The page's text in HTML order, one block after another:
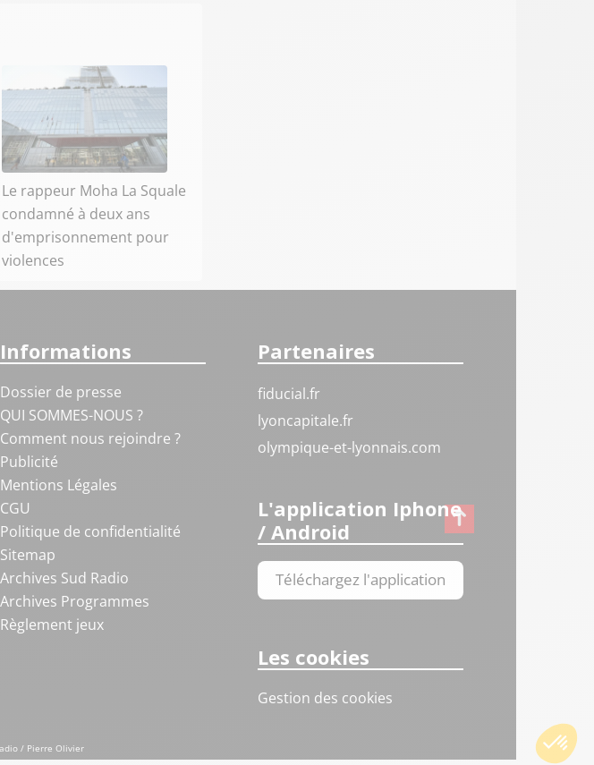
Le rappeur Moha La Squale
condamné à deux ans
d'emprisonnement pour
violences
Informations
Dossier de presse
QUI SOMMES-NOUS ?
Comment nous rejoindre ?
Publicité
Mentions Légales
CGU
Politique de confidentialité
Sitemap
Archives Sud Radio
Archives Programmes
Règlement jeux
Partenaires
fiducial.fr
lyoncapitale.fr
olympique-et-lyonnais.com
L'application Iphone
/ Android
Téléchargez l'application
Les cookies
Gestion des cookies
/ Pierre Olivier